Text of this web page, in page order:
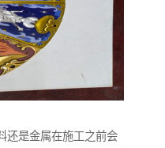
还是金属在施工之前会